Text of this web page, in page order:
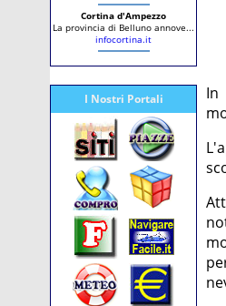
Cortina d'Ampezzo
La provincia di Belluno annove...
infocortina.it
I Nostri Portali
In